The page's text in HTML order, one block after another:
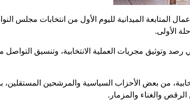
البعثة الدولية لـ “ائتلاف نزاهة” اليوم الإثنين 10 نوفمبر 2025، أعمال المتابعة الميدانية
رصد وتوثيق مجريات العملية الانتخابية، وتنسيق
من بعض الأحزاب السياسية والمرشحين
والغناء والمزمار.